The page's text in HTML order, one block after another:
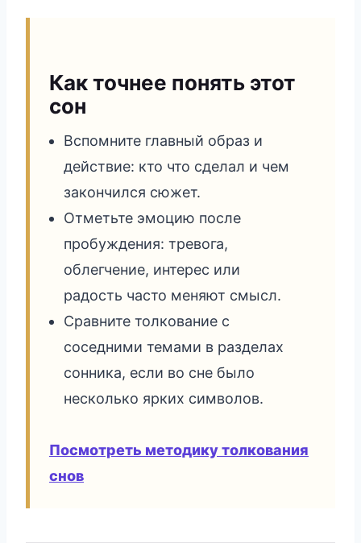
Как точнее понять этот
сон
Вспомните главный образ и
действие: кто что сделал и чем
закончился сюжет.
Отметьте эмоцию после
пробуждения: тревога,
облегчение, интерес или
радость часто меняют смысл.
Сравните толкование с
соседними темами в разделах
сонника, если во сне было
несколько ярких символов.
Посмотреть методику толкования
снов